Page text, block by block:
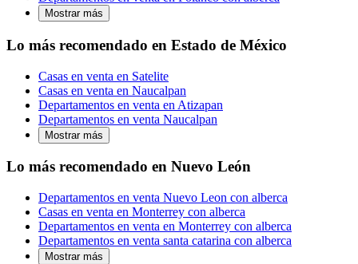
Mostrar más
Lo más recomendado en Estado de México
Casas en venta en Satelite
Casas en venta en Naucalpan
Departamentos en venta en Atizapan
Departamentos en venta Naucalpan
Mostrar más
Lo más recomendado en Nuevo León
Departamentos en venta Nuevo Leon con alberca
Casas en venta en Monterrey con alberca
Departamentos en venta en Monterrey con alberca
Departamentos en venta santa catarina con alberca
Mostrar más